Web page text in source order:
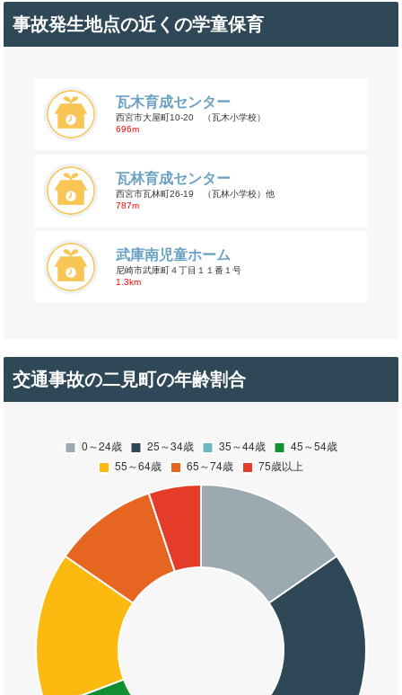
事故発生地点の近くの学童保育
瓦木育成センター
西宮市大屋町10-20 （瓦木小学校）
696m
瓦林育成センター
西宮市瓦林町26-19 （瓦林小学校）他
787m
武庫南児童ホーム
尼崎市武庫町４丁目１１番１号
1.3km
交通事故の二見町の年齢割合